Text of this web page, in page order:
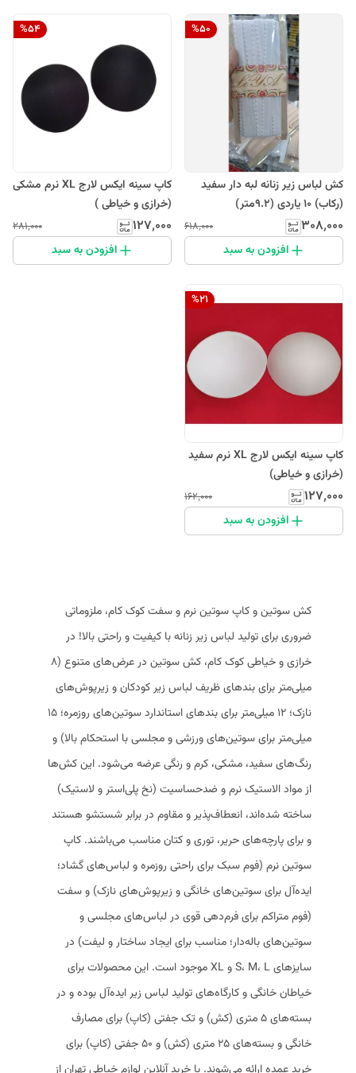
%50
کش لباس زیر زنانه لبه دار سفید
(رکاب) 10 یاردی (9.2متر)
۳۰۸٬۰۰۰ ۶۱۸٬۰۰۰
افزودن به سبد
%54
کاپ سینه ایکس لارج XL نرم مشکی
(خرازی و خیاطی )
۱۲۷٬۰۰۰ ۲۸۱٬۰۰۰
افزودن به سبد
%21
کاپ سینه ایکس لارج XL نرم سفید
(خرازی و خیاطی)
۱۲۷٬۰۰۰ ۱۶۲٬۰۰۰
افزودن به سبد
کش سوتین و کاپ سوتین نرم و سفت کوک کام، ملزوماتی
ضروری برای تولید لباس زیر زنانه با کیفیت و راحتی بالا! در
خرازی و خیاطی کوک کام، کش سوتین در عرض‌های متنوع (۸
میلی‌متر برای بندهای ظریف لباس زیر کودکان و زیرپوش‌های
نازک؛ ۱۲ میلی‌متر برای بندهای استاندارد سوتین‌های روزمره؛ ۱۵
میلی‌متر برای سوتین‌های ورزشی و مجلسی با استحکام بالا) و
رنگ‌های سفید، مشکی، کرم و رنگی عرضه می‌شود. این کش‌ها
از مواد الاستیک نرم و ضدحساسیت (نخ پلی‌استر و لاستیک)
ساخته شده‌اند، انعطاف‌پذیر و مقاوم در برابر شستشو هستند
و برای پارچه‌های حریر، توری و کتان مناسب می‌باشند. کاپ
سوتین نرم (فوم سبک برای راحتی روزمره و لباس‌های گشاد؛
ایده‌آل برای سوتین‌های خانگی و زیرپوش‌های نازک) و سفت
(فوم متراکم برای فرم‌دهی قوی در لباس‌های مجلسی و
سوتین‌های باله‌دار؛ مناسب برای ایجاد ساختار و لیفت) در
سایزهای S، M، L و XL موجود است. این محصولات برای
خیاطان خانگی و کارگاه‌های تولید لباس زیر ایده‌آل بوده و در
بسته‌های ۵ متری (کش) و تک جفتی (کاپ) برای مصارف
خانگی و بسته‌های ۲۵ متری (کش) و ۵۰ جفتی (کاپ) برای